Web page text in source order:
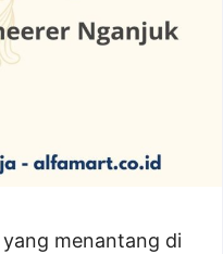
menantang di